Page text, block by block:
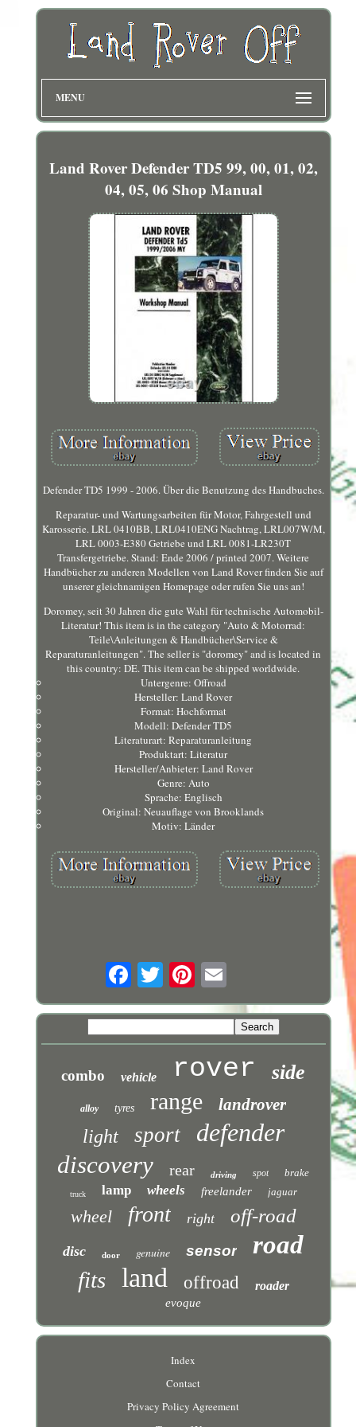
MENU
Land Rover Defender TD5 99, 00, 01, 02,
04, 05, 06 Shop Manual
Defender TD5 1999 - 2006. Über die Benutzung des Handbuches.
Reparatur- und Wartungsarbeiten für Motor, Fahrgestell und
Karosserie. LRL 0410BB, LRL0410ENG Nachtrag, LRL007W/M,
LRL 0003-E380 Getriebe und LRL 0081-LR230T
Transfergetriebe. Stand: Ende 2006 / printed 2007. Weitere
Handbücher zu anderen Modellen von Land Rover finden Sie auf
unserer gleichnamigen Homepage oder rufen Sie uns an!
Doromey, seit 30 Jahren die gute Wahl für technische Automobil-
Literatur! This item is in the category "Auto & Motorrad:
Teile\Anleitungen & Handbücher\Service &
Reparaturanleitungen". The seller is "doromey" and is located in
this country: DE. This item can be shipped worldwide.
Untergenre: Offroad
Hersteller: Land Rover
Format: Hochformat
Modell: Defender TD5
Literaturart: Reparaturanleitung
Produktart: Literatur
Hersteller/Anbieter: Land Rover
Genre: Auto
Sprache: Englisch
Original: Neuauflage von Brooklands
Motiv: Länder
combo vehicle rover side
alloy tyres range landrover
light sport defender
discovery rear driving spot brake
truck lamp wheels freelander jaguar
wheel front right off-road
disc door genuine sensor road
fits land offroad roader
evoque
Index
Contact
Privacy Policy Agreement